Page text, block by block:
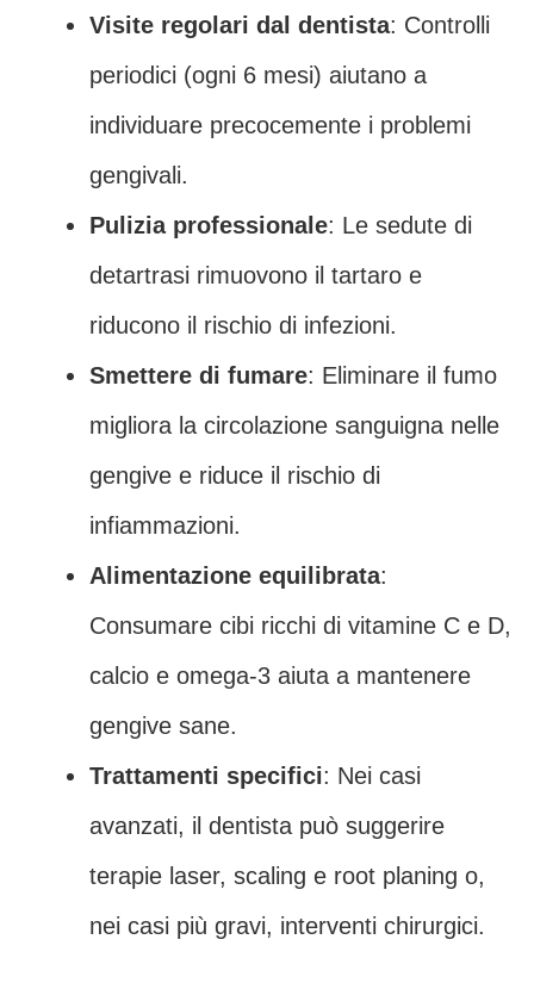
Visite regolari dal dentista: Controlli
periodici (ogni 6 mesi) aiutano a
individuare precocemente i problemi
gengivali.
Pulizia professionale: Le sedute di
detartrasi rimuovono il tartaro e
riducono il rischio di infezioni.
Smettere di fumare: Eliminare il fumo
migliora la circolazione sanguigna nelle
gengive e riduce il rischio di
infiammazioni.
Alimentazione equilibrata:
Consumare cibi ricchi di vitamine C e D,
calcio e omega-3 aiuta a mantenere
gengive sane.
Trattamenti specifici: Nei casi
avanzati, il dentista può suggerire
terapie laser, scaling e root planing o,
nei casi più gravi, interventi chirurgici.